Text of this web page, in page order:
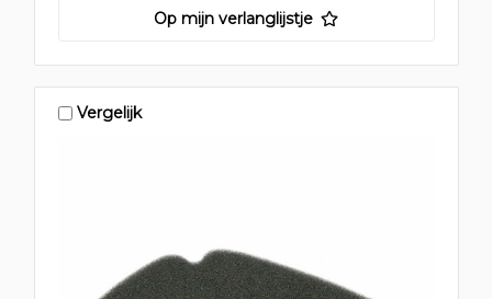
Op mijn verlanglijstje
Vergelijk